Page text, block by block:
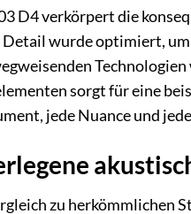
D4 verkörpert die
Detail wurde optimiert,
sorgt für eine
jede Nuance und
zu herkömmlichen